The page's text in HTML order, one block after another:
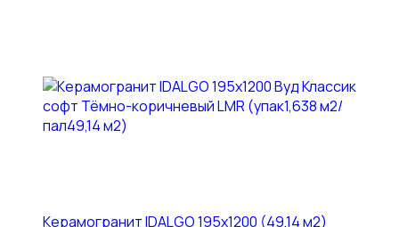
Керамогранит IDALGO 195x1200 (49,14 м2)